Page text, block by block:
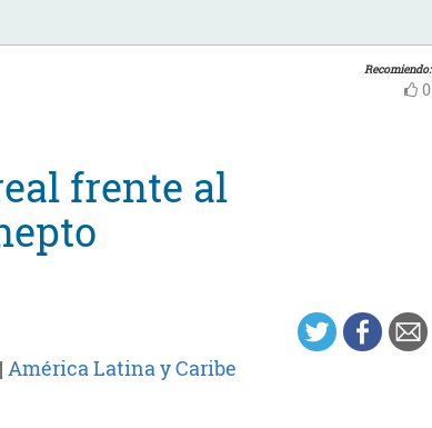
Recomiendo:
0
frente al
| América Latina y Caribe